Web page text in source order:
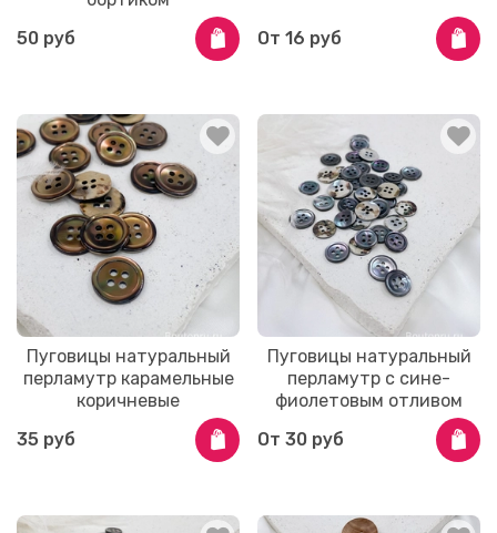
50 руб
От 16 руб
Пуговицы натуральный
перламутр карамельные
коричневые
35 руб
Пуговицы натуральный
перламутр с сине-
фиолетовым отливом
От 30 руб